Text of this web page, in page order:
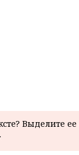
Выделите